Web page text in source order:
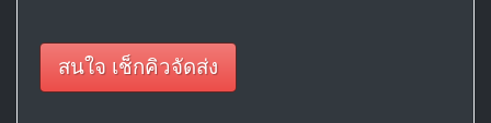
สนใจ เช็กคิวจัดส่ง